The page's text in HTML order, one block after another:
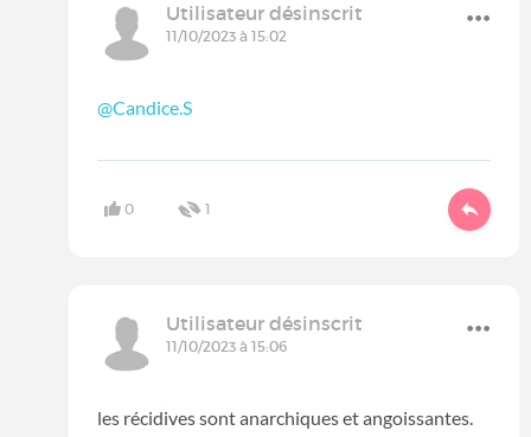
Utilisateur désinscrit
11/10/2023 à 15:02
@Candice.S
0 1
Utilisateur désinscrit
11/10/2023 à 15:06
les récidives sont anarchiques et angoissantes.